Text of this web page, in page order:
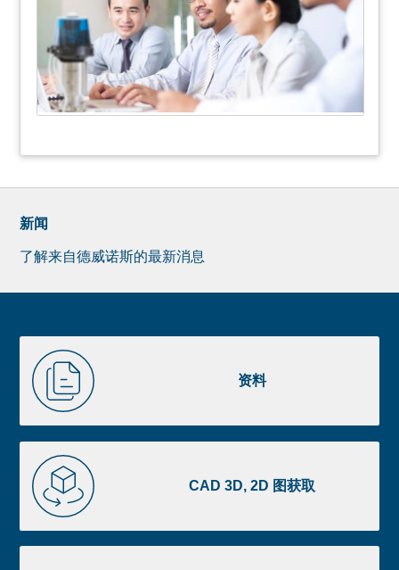
新闻
了解来自德威诺斯的最新消息
footer
image
footer
资料
料
CAD 3D, 2D 图获取
CAD
3D,
2D
图